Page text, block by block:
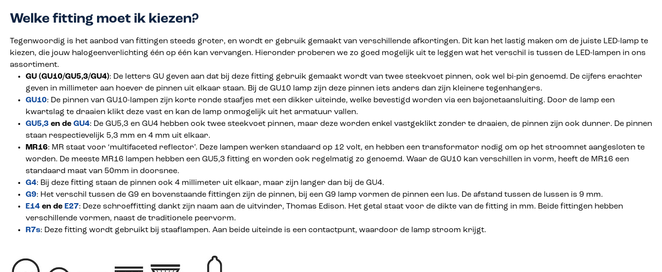
Welke fitting moet ik kiezen?
Tegenwoordig is het aanbod van fittingen steeds groter, en wordt er gebruik gemaakt van verschillende afkortingen. Dit kan het lastig maken om de juiste LED-lamp te
kiezen, die jouw halogeenverlichting één op één kan vervangen. Hieronder proberen we zo goed mogelijk uit te leggen wat het verschil is tussen de LED-lampen in ons
assortiment.
GU (GU10/GU5,3/GU4): De letters GU geven aan dat bij deze fitting gebruik gemaakt wordt van twee steekvoet pinnen, ook wel bi-pin genoemd. De cijfers erachter
geven in millimeter aan hoever de pinnen uit elkaar staan. Bij de GU10 lamp zijn deze pinnen iets anders dan zijn kleinere tegenhangers.
GU10: De pinnen van GU10-lampen zijn korte ronde staafjes met een dikker uiteinde, welke bevestigd worden via een bajonetaansluiting. Door de lamp een
kwartslag te draaien klikt deze vast en kan de lamp onmogelijk uit het armatuur vallen.
GU5,3 en de GU4: De GU5,3 en GU4 hebben ook twee steekvoet pinnen, maar deze worden enkel vastgeklikt zonder te draaien, de pinnen zijn ook dunner. De pinnen
staan respectievelijk 5,3 mm en 4 mm uit elkaar.
MR16: MR staat voor ‘multifaceted reflector’. Deze lampen werken standaard op 12 volt, en hebben een transformator nodig om op het stroomnet aangesloten te
worden. De meeste MR16 lampen hebben een GU5,3 fitting en worden ook regelmatig zo genoemd. Waar de GU10 kan verschillen in vorm, heeft de MR16 een
standaard maat van 50mm in doorsnee.
G4: Bij deze fitting staan de pinnen ook 4 millimeter uit elkaar, maar zijn langer dan bij de GU4.
G9: Het verschil tussen de G9 en bovenstaande fittingen zijn de pinnen, bij een G9 lamp vormen de pinnen een lus. De afstand tussen de lussen is 9 mm.
E14 en de E27: Deze schroeffitting dankt zijn naam aan de uitvinder, Thomas Edison. Het getal staat voor de dikte van de fitting in mm. Beide fittingen hebben
verschillende vormen, naast de traditionele peervorm.
R7s: Deze fitting wordt gebruikt bij staaflampen. Aan beide uiteinde is een contactpunt, waardoor de lamp stroom krijgt.